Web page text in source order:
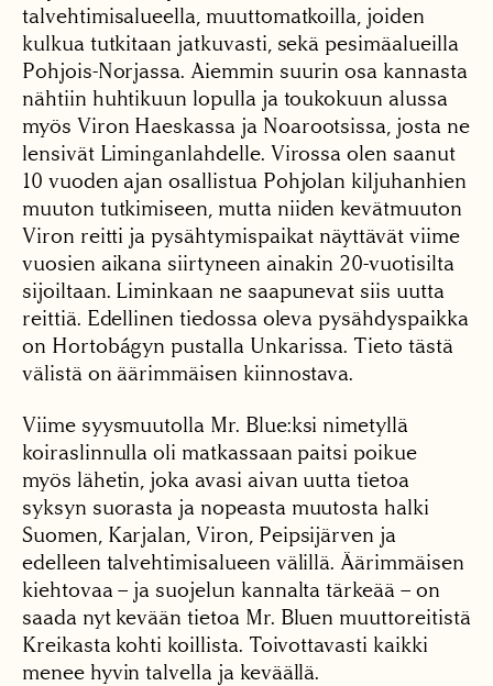
talvehtimisalueella, muuttomatkoilla, joiden
kulkua tutkitaan jatkuvasti, sekä pesimäalueilla
Pohjois-Norjassa. Aiemmin suurin osa kannasta
nähtiin huhtikuun lopulla ja toukokuun alussa
myös Viron Haeskassa ja Noarootsissa, josta ne
lensivät Liminganlahdelle. Virossa olen saanut
10 vuoden ajan osallistua Pohjolan kiljuhanhien
muuton tutkimiseen, mutta niiden kevätmuuton
Viron reitti ja pysähtymispaikat näyttävät viime
vuosien aikana siirtyneen ainakin 20-vuotisilta
sijoiltaan. Liminkaan ne saapunevat siis uutta
reittiä. Edellinen tiedossa oleva pysähdyspaikka
on Hortobágyn pustalla Unkarissa. Tieto tästä
välistä on äärimmäisen kiinnostava.
Viime syysmuutolla Mr. Blue:ksi nimetyllä
koiraslinnulla oli matkassaan paitsi poikue
myös lähetin, joka avasi aivan uutta tietoa
syksyn suorasta ja nopeasta muutosta halki
Suomen, Karjalan, Viron, Peipsijärven ja
edelleen talvehtimisalueen välillä. Äärimmäisen
kiehtovaa – ja suojelun kannalta tärkeää – on
saada nyt kevään tietoa Mr. Bluen muuttoreitistä
Kreikasta kohti koillista. Toivottavasti kaikki
menee hyvin talvella ja keväällä.